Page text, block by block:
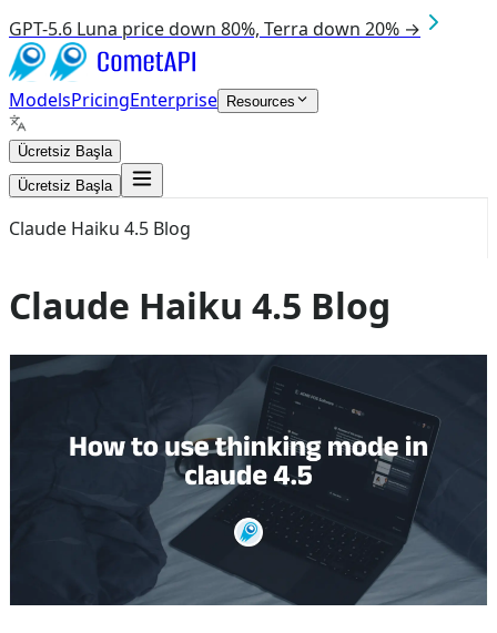
GPT-5.6 Luna price down 80%, Terra down 20% →
ModelsPricingEnterprise Resources
Ücretsiz Başla
Ücretsiz Başla
Claude Haiku 4.5 Blog
Claude Haiku 4.5 Blog